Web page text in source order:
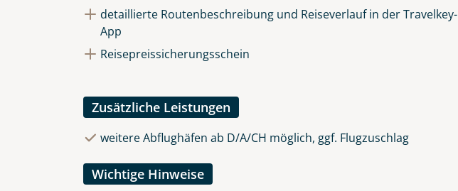
detaillierte Routenbeschreibung und Reiseverlauf in der Travelkey-
App
Reisepreissicherungsschein
Zusätzliche Leistungen
weitere Abflughäfen ab D/A/CH möglich, ggf. Flugzuschlag
Wichtige Hinweise